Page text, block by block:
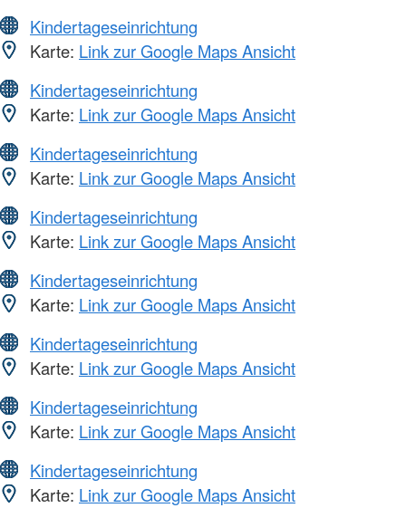
Kindertageseinrichtung
Karte: Link zur Google Maps Ansicht
Kindertageseinrichtung
Karte: Link zur Google Maps Ansicht
Kindertageseinrichtung
Karte: Link zur Google Maps Ansicht
Kindertageseinrichtung
Karte: Link zur Google Maps Ansicht
Kindertageseinrichtung
Karte: Link zur Google Maps Ansicht
Kindertageseinrichtung
Karte: Link zur Google Maps Ansicht
Kindertageseinrichtung
Karte: Link zur Google Maps Ansicht
Kindertageseinrichtung
Karte: Link zur Google Maps Ansicht